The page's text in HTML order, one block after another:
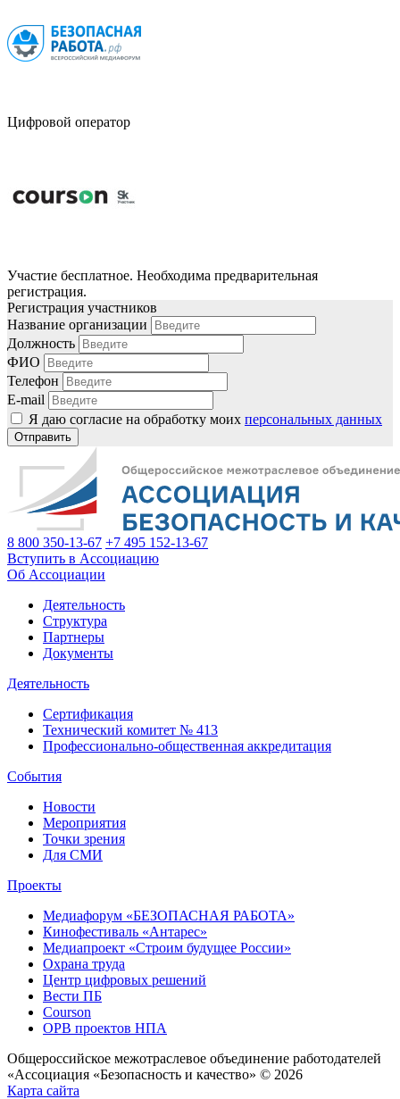
Цифровой оператор
Участие бесплатное. Необходима предварительная
регистрация.
Регистрация участников
Название организации
Должность
ФИО
Телефон
E-mail
Я даю согласие на обработку моих персональных данных
Отправить
8 800 350-13-67 +7 495 152-13-67
Вступить в Ассоциацию
Об Ассоциации
Деятельность
Структура
Партнеры
Документы
Деятельность
Сертификация
Технический комитет № 413
Профессионально-общественная аккредитация
События
Новости
Мероприятия
Точки зрения
Для СМИ
Проекты
Медиафорум «БЕЗОПАСНАЯ РАБОТА»
Кинофестиваль «Антарес»
Медиапроект «Строим будущее России»
Охрана труда
Центр цифровых решений
Вести ПБ
Courson
ОРВ проектов НПА
Общероссийское межотраслевое объединение работодателей
«Ассоциация «Безопасность и качество» © 2026
Карта сайта